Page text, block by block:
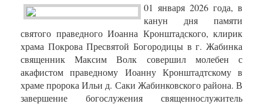
01 января 2026 года, в
канун дня памяти
святого праведного Иоанна Кронштадского, клирик
храма Покрова Пресвятой Богородицы в г. Жабинка
священник Максим Волк совершил молебен с
акафистом праведному Иоанну Кронштадтскому в
храме пророка Ильи д. Саки Жабинковского района. В
завершение богослужения священнослужитель